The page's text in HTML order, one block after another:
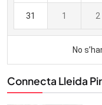
Connecta Lleida